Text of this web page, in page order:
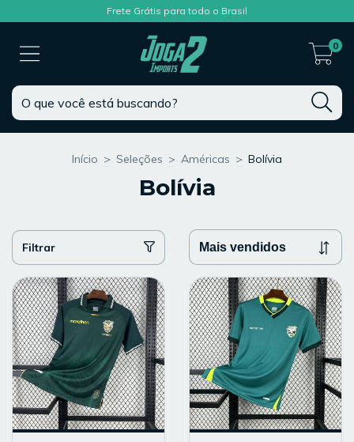
Frete Grátis para todo o Brasil
0
Início > Seleções > Américas > Bolívia
Bolívia
Filtrar